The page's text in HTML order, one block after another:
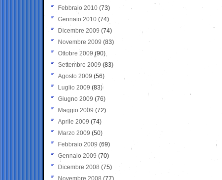
Febbraio 2010 (73)
Gennaio 2010 (74)
Dicembre 2009 (74)
Novembre 2009 (83)
Ottobre 2009 (90)
Settembre 2009 (83)
Agosto 2009 (56)
Luglio 2009 (83)
Giugno 2009 (76)
Maggio 2009 (72)
Aprile 2009 (74)
Marzo 2009 (50)
Febbraio 2009 (69)
Gennaio 2009 (70)
Dicembre 2008 (75)
Novembre 2008 (77)